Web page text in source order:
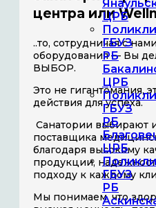
ЦРБ
ГБУЗ
РБ
ЦРБ
ГБУЗ
РБ
ЦРБ
ГБУЗ
РБ
центра или
..то, сотрудничая с
оборудования — Вы
ВЫБОР.
Это не гигантомания,
действия для успеха.
Санатории выбирают
поставщика
благодаря высокому
продукции,
подходу к каждому
Мы понимаем, что